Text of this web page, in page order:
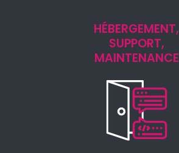
HÉBERGEMENT,
SUPPORT,
MAINTENANCE